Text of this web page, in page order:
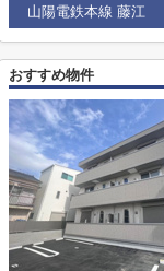
山陽電鉄本線 藤江
おすすめ物件